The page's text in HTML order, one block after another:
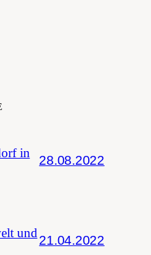
in
28.08.2022
und21.04.2022